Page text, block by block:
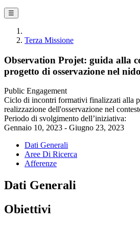
☰
Terza Missione
Observation Projet: guida alla
progetto di osservazione nel
Public Engagement
Ciclo di incontri formativi finalizzati alla
realizzazione dell'osservazione nel
Periodo di svolgimento dell’iniziativa:
Gennaio 10, 2023 - Giugno 23, 2023
Dati Generali
Aree Di Ricerca
Afferenze
Dati Generali
Obiettivi